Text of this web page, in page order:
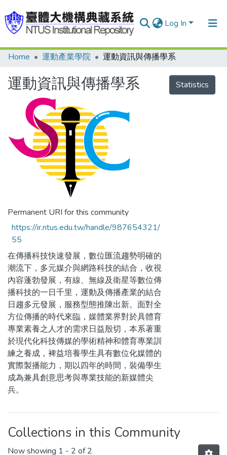
Log In
Communities & Collections
Research Outputs
Fundings & Projects
People
Organizations
Statistics
Home 運動產業學院 運動資訊與傳播學系
運動資訊與傳播學系
Permanent URI for this community
https://ir.ntus.edu.tw/handle/987654321/
55
在傳播科技快速發展，數位匯流趨勢明確的
潮流下，多元媒介與網路科技的結合，收視
內容蓬勃發展，有線、無線及衛星等數位傳
播科技的一日千里，運動及傳播產業的結合
日趨多元發展，服務型態推陳出新。面對全
方位傳播的時代來臨，媒體業界對於具體育
專業素養之人才的需求日益殷切，本系著重
於現代化科技傳媒的學術精神和體育專業訓
練之養成，裨益培養學生具有數位化媒體的
實際製播能力，期以四年的時間，裝備學生
成為兼具創意思考與專業技能的新媒體尖
兵。
Statistics
Collections in this Community
Now showing 1 - 2 of 2